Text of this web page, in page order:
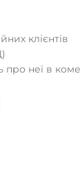
клієнтів
неї в